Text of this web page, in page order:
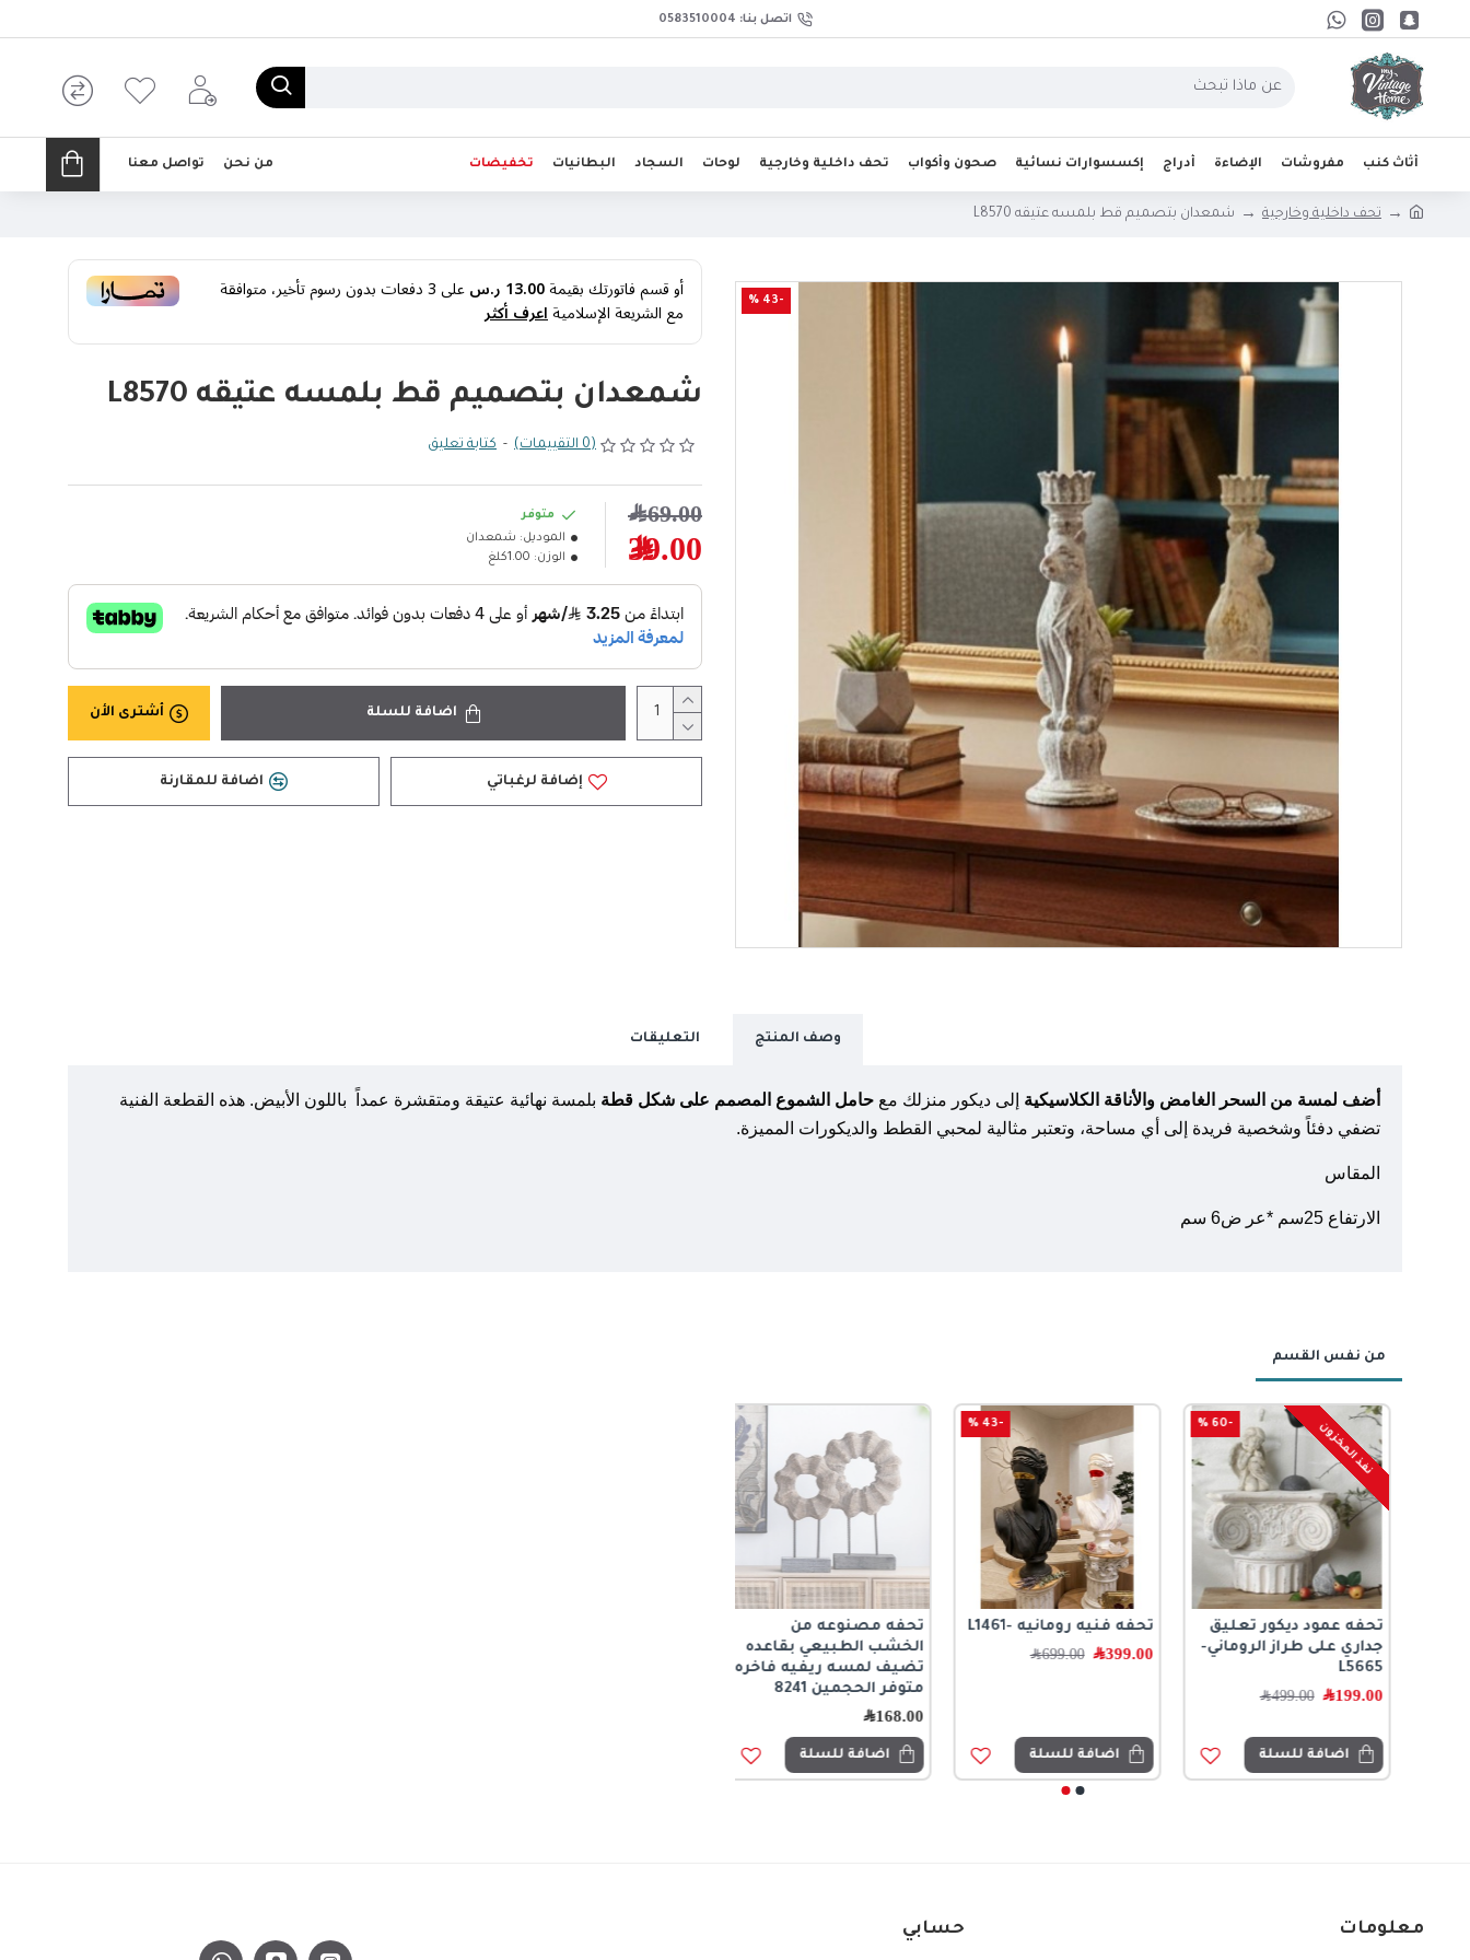
اتصل بنا: 0583510004
أثاث كنب مفروشات الإضاءة أدراج إكسسوارات نسائية صحون وأكواب تحف داخلية وخارجية لوحات السجاد البطانيات تخفيضات من نحن تواصل معنا
تحف داخلية وخارجية شمعدان بتصميم قط بلمسه عتيقه L8570
-43 % أو قسم فاتورتك بقيمة13.00 ر.س على3دفعات بدون رسوم تأخير، متوافقة
مع الشريعة الإسلاميةاعرف أكثر
شمعدان بتصميم قط بلمسه عتيقه L8570
(0 التقييمات) - كتابة تعليق
39.00﷼
69.00﷼
متوفر
الموديل: شمعدان
الوزن: 1.00كلغ
اضافة للسلة أشترى الأن
إضافة لرغباتي اضافة للمقارنة
وصف المنتج التعليقات
أضف لمسة من السحر الغامض والأناقة الكلاسيكية إلى ديكور منزلك مع حامل الشموع المصمم على شكل قطة بلمسة نهائية عتيقة ومتقشرة عمداً باللون الأبيض. هذه القطعة الفنية
تضفي دفئاً وشخصية فريدة إلى أي مساحة، وتعتبر مثالية لمحبي القطط والديكورات المميزة.
المقاس
الارتفاع 25سم *عر ض6 سم
من نفس القسم
نفذ المخزون
تحفه عمود ديكور تعليق
جداري على طراز الروماني-
L5665
199.00﷼ 499.00﷼
اضافة للسلة
-43 %
تحفه فنيه رومانيه -L1461
399.00﷼ 699.00﷼
اضافة للسلة
تحفه مصنوعه من
الخشب الطبيعي بقاعده
تضيف لمسه ريفيه فاخره
متوفر الحجمين 8241
168.00﷼
اضافة للسلة
معلومات حسابي